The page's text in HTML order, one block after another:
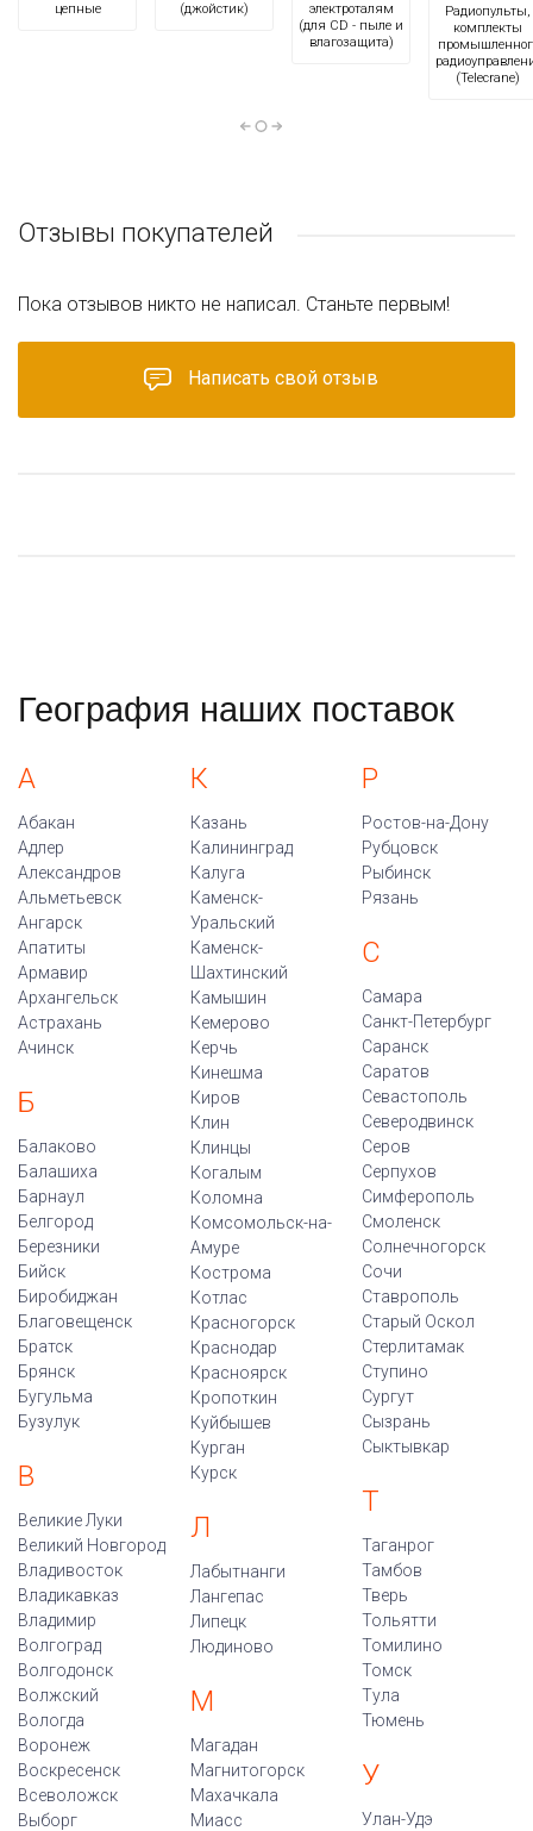
цепные (джойстик)
электроталям
(для CD - пыле и
влагозащита)
Радиопульты,
комплекты
(Telecrane)
Отзывы покупателей
Написать свой отзыв
Пока отзывов никто не написал. Станьте первым!
География наших поставок
А
Абакан
Адлер
Александров
Альметьевск
Ангарск
Апатиты
Армавир
Архангельск
Астрахань
Ачинск
Б
Балаково
Балашиха
Барнаул
Белгород
Березники
Бийск
Биробиджан
Благовещенск
Братск
Брянск
Бугульма
Бузулук
В
Великие Луки
Великий Новгород
Владивосток
Владикавказ
Владимир
Волгоград
Волгодонск
Волжский
Вологда
Воронеж
Воскресенск
Всеволожск
Выборг
К
Казань
Калининград
Калуга
Каменск-
Уральский
Каменск-
Шахтинский
Камышин
Кемерово
Керчь
Кинешма
Киров
Клин
Клинцы
Когалым
Коломна
Комсомольск-на-
Амуре
Кострома
Котлас
Красногорск
Краснодар
Красноярск
Кропоткин
Куйбышев
Курган
Курск
Л
Лабытнанги
Лангепас
Липецк
Людиново
М
Магадан
Магнитогорск
Махачкала
Миасс
Р
Ростов-на-Дону
Рубцовск
Рыбинск
Рязань
С
Самара
Санкт-Петербург
Саранск
Саратов
Севастополь
Северодвинск
Серов
Серпухов
Симферополь
Смоленск
Солнечногорск
Сочи
Ставрополь
Старый Оскол
Стерлитамак
Ступино
Сургут
Сызрань
Сыктывкар
Т
Таганрог
Тамбов
Тверь
Тольятти
Томилино
Томск
Тула
Тюмень
У
Улан-Удэ